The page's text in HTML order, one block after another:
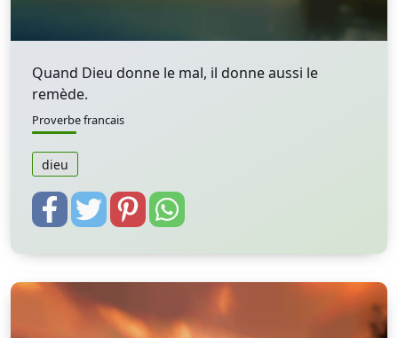
Quand Dieu donne le mal, il donne aussi le
remède.
Proverbe francais
dieu